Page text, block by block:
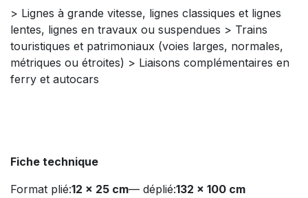
> Lignes à grande vitesse, lignes classiques et lignes
lentes, lignes en travaux ou suspendues > Trains
touristiques et patrimoniaux (voies larges, normales,
métriques ou étroites) > Liaisons complémentaires en
ferry et autocars
Fiche technique
Format plié:12 x 25 cm— déplié:132 x 100 cm